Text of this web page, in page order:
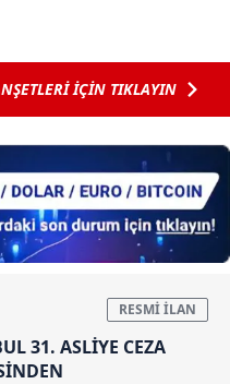
İÇİN TIKLAYIN
31. ASLİYE CEZA